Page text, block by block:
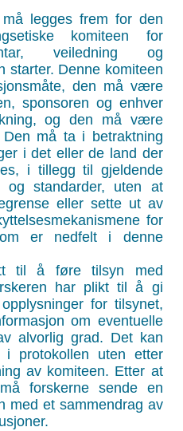
må legges frem for den
komiteen for
veiledning og
starter. Denne komiteen
den må være
sponsoren og enhver
og den må være
Den må ta i betraktning
i det eller de land der
i tillegg til gjeldende
og standarder, uten at
eller sette ut av
for
er nedfelt i denne
til å føre tilsyn med
har plikt til å gi
for tilsynet,
om eventuelle
alvorlig grad. Det kan
i protokollen uten etter
av komiteen. Etter at
forskerne sende en
med et sammendrag av